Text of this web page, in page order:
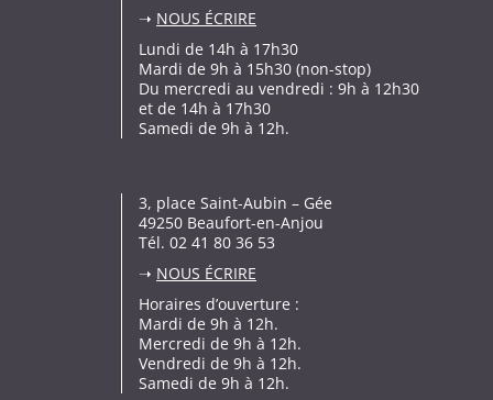
➝ NOUS ÉCRIRE
Lundi de 14h à 17h30
Mardi de 9h à 15h30 (non-stop)
Du mercredi au vendredi : 9h à 12h30
et de 14h à 17h30
Samedi de 9h à 12h.
3, place Saint-Aubin – Gée
49250 Beaufort-en-Anjou
Tél. 02 41 80 36 53
➝ NOUS ÉCRIRE
Horaires d’ouverture :
Mardi de 9h à 12h.
Mercredi de 9h à 12h.
Vendredi de 9h à 12h.
Samedi de 9h à 12h.